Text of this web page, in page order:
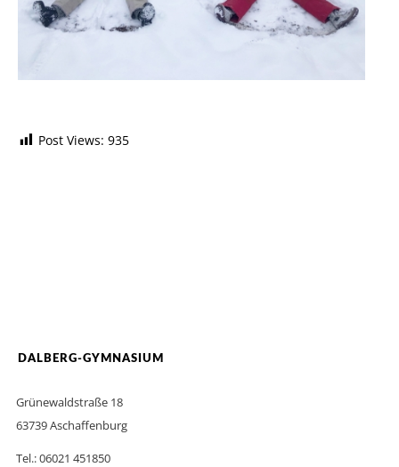
Post Views: 935
DALBERG-GYMNASIUM
Grünewaldstraße 18
63739 Aschaffenburg
Tel.: 06021 451850